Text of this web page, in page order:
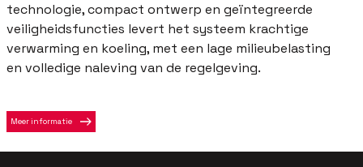
technologie, compact ontwerp en geïntegreerde
veiligheidsfuncties levert het systeem krachtige
verwarming en koeling, met een lage milieubelasting
en volledige naleving van de regelgeving.
Meer informatie